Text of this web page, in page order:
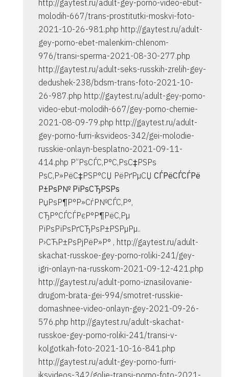
http://gaytest.ru/adult-gey-porno-video-ebut-
molodih-667/trans-prostitutki-moskvi-foto-
2021-10-26-981.php http://gaytest.ru/adult-
gey-porno-ebet-malenkim-chlenom-
976/transi-sperma-2021-08-30-277.php
http://gaytest.ru/adult-seks-russkih-zrelih-gey-
dedushek-238/bdsm-trans-foto-2021-10-
26-987.php http://gaytest.ru/adult-gey-porno-
video-ebut-molodih-667/gey-porno-chernie-
2021-08-09-79.php http://gaytest.ru/adult-
gey-porno-furri-iksvideos-342/gei-molodie-
russkie-onlayn-besplatno-2021-09-11-
414.php Р”РѕСЃС‚Р°С‚РѕС‡РЅРѕ
РѕС‚Р»РёС‡РЅР°СЏ РёРґРµСЏ СЃРёСЃСЃРё
Р±РѕР№ РїРѕСЂРЅРѕ
РџРѕР¶Р°Р»СѓР№СЃС‚Р°,
СЂР°СЃСЃРєР°Р¶РёС‚Рµ
РїРѕРїРѕРґСЂРѕР±РЅРµРµ..
Р›СЋР±РѕРјРёР»Р° , http://gaytest.ru/adult-
skachat-russkoe-gey-porno-roliki-241/gey-
igri-onlayn-na-russkom-2021-09-12-421.php
http://gaytest.ru/adult-porno-iznasilovanie-
drugom-brata-gei-994/smotret-russkie-
domashnee-video-onlayn-gey-2021-09-26-
576.php http://gaytest.ru/adult-skachat-
russkoe-gey-porno-roliki-241/transi-v-
kolgotkah-foto-2021-10-16-841.php
http://gaytest.ru/adult-gey-porno-furri-